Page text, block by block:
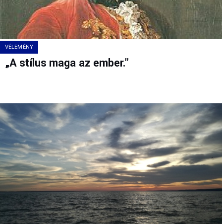
VÉLEMÉNY
„A stílus maga az ember.”